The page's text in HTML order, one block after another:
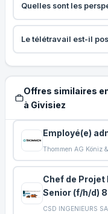
Quelles sont les
Le télétravail est-il
Offres similaires
à Givisiez
Employé(e)
Thommen AG Köniz
Chef de
Senior (f/h/d)
CSD INGENIEURS